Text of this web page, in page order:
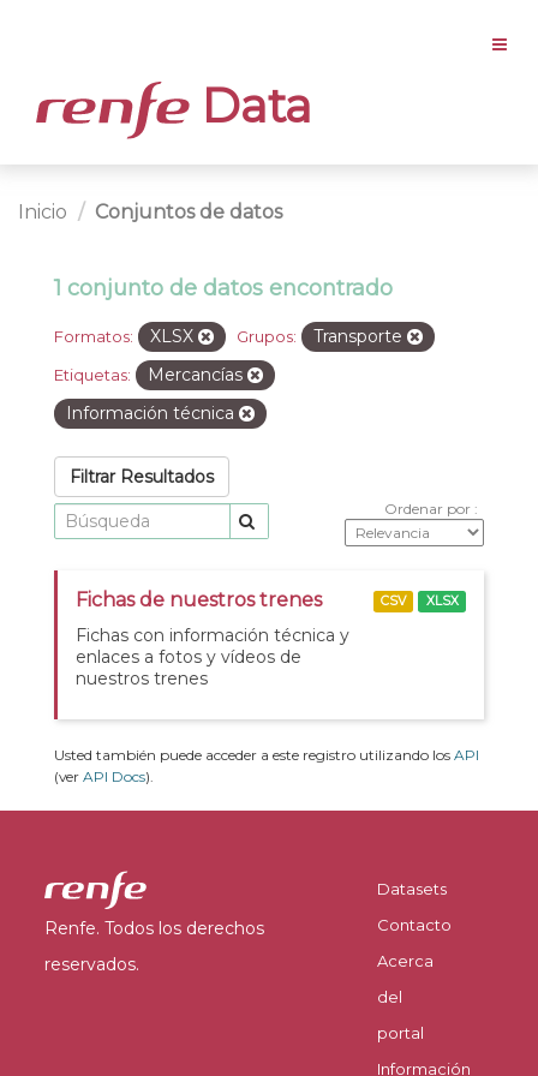
Data
Inicio Conjuntos de datos
1 conjunto de datos encontrado
Formatos: XLSX Grupos: Transporte
Etiquetas:
Mercancías
Información técnica
Filtrar Resultados
Ordenar por
Fichas de nuestros trenes
Fichas con información técnica y
enlaces a fotos y vídeos de
nuestros trenes
CSV XLSX
Usted también puede acceder a este registro utilizando los API
(ver API Docs).
Renfe. Todos los derechos
reservados.
Datasets
Contacto
Acerca
del
portal
Información